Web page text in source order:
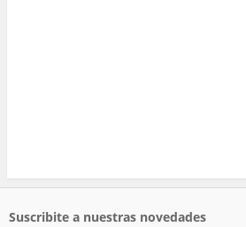
Suscribite a nuestras novedades